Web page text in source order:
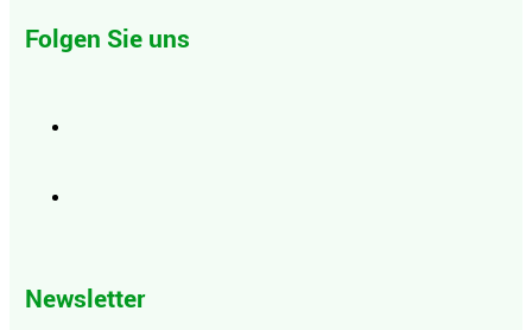
Folgen Sie uns
Newsletter